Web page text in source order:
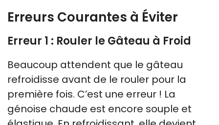
Erreurs Courantes à Éviter
Erreur 1 : Rouler le Gâteau à Froid
Beaucoup attendent que le gâteau
refroidisse avant de le rouler pour la
première fois. C’est une erreur ! La
génoise chaude est encore souple et